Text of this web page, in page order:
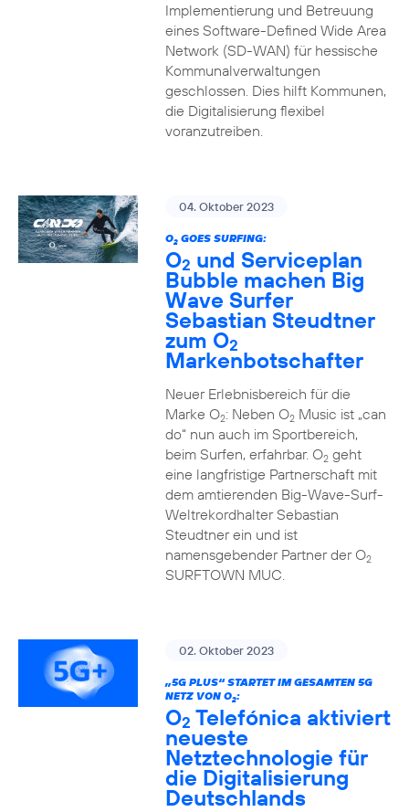
Implementierung und Betreuung
eines Software-Defined Wide Area
Network (SD-WAN) für hessische
Kommunalverwaltungen
geschlossen. Dies hilft Kommunen,
die Digitalisierung flexibel
voranzutreiben.
04. Oktober 2023
O2GOES SURFING:
O2 und Serviceplan
Bubble machen Big
Wave Surfer
Sebastian Steudtner
zum O2
Markenbotschafter
Neuer Erlebnisbereich für die
Marke O2: Neben O2Music ist „can
do“ nun auch im Sportbereich,
beim Surfen, erfahrbar. O2geht
eine langfristige Partnerschaft mit
dem amtierenden Big-Wave-Surf-
Weltrekordhalter Sebastian
Steudtner ein und ist
namensgebender Partner der O2
SURFTOWN MUC.
02. Oktober 2023
„5G PLUS“ STARTET IM GESAMTEN 5G
NETZ VON O2:
O2 Telefónica aktiviert
neueste
Netztechnologie für
die Digitalisierung
Deutschlands